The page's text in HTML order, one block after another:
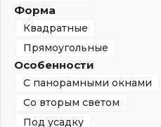
Форма
Квадратные
Прямоугольные
Особенности
С панорамными окнами
Со вторым светом
Под усадку